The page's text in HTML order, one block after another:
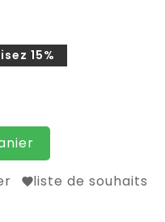
15%
liste de souhaits